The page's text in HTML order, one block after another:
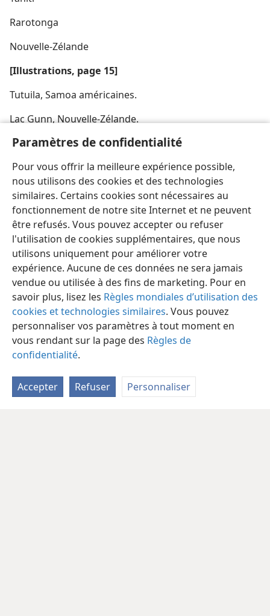
Paramètres de confidentialité
Pour vous offrir la meilleure expérience possible,
nous utilisons des cookies et des technologies
similaires. Certains cookies sont nécessaires au
fonctionnement de notre site Internet et ne peuvent
être refusés. Vous pouvez accepter ou refuser
l'utilisation de cookies supplémentaires, que nous
utilisons uniquement pour améliorer votre
expérience. Aucune de ces données ne sera jamais
vendue ou utilisée à des fins de marketing. Pour en
savoir plus, lisez les Règles mondiales d’utilisation des
cookies et technologies similaires. Vous pouvez
personnaliser vos paramètres à tout moment en
vous rendant sur la page des Règles de
confidentialité.
Accepter Refuser Personnaliser
Rarotonga
Nouvelle-Zélande
[Illustrations, page 15]
Tutuila, Samoa américaines.
Lac Gunn, Nouvelle-Zélande.
Savaii, Samoa occidentales.
Baie d’Avatele à Niue.